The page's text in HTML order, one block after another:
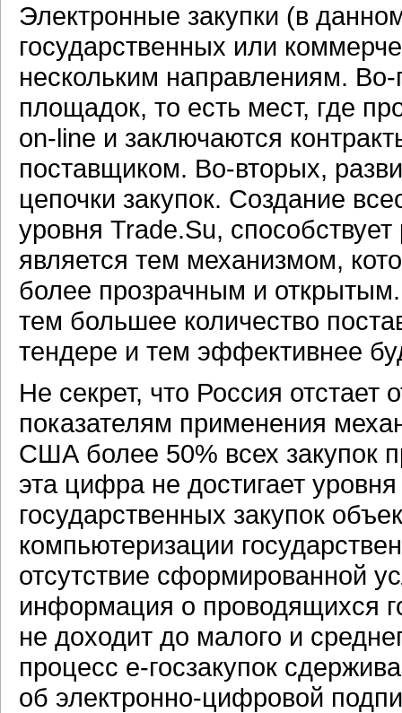
Электронные закупки (в
государственных или
нескольким направлениям.
площадок, то есть мест, где
on-line и заключаются
поставщиком. Во-вторых,
цепочки закупок. Создание
уровня Trade.Su,
является тем механизмом,
более прозрачным и
тем большее количество
тендере и тем эффективнее
Не секрет, что Россия
показателям применения
США более 50% всех закупок
эта цифра не достигает
государственных закупок
компьютеризации
отсутствие сформированной
информация о проводящихся
не доходит до малого и
процесс е-госзакупок
об электронно-цифровой